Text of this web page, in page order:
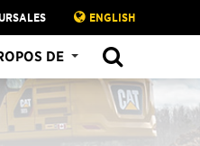
ENGLISH
DE